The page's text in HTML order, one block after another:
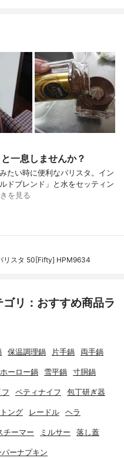
一息しませんか？
たい時に便利なバリスタ。イン
ドブレンド」と水をセッティン
を見る
リスタ 50[Fifty] HPM9634
リ：おすすめ商品ラ
保温調理鍋 片手鍋 両手鍋
ホーロー鍋 雪平鍋 寸胴鍋
ペティナイフ 包丁研ぎ器
トング レードル ヘラ
チーマー ミルサー 落し蓋
パーナプキン